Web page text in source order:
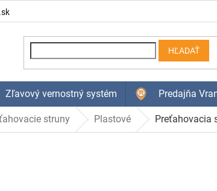
HĽADAŤ
Zľavový vernostný systém Predajňa
struny Plastové Preťahovacia